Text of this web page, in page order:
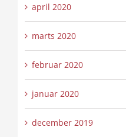
april 2020
marts 2020
februar 2020
januar 2020
december 2019